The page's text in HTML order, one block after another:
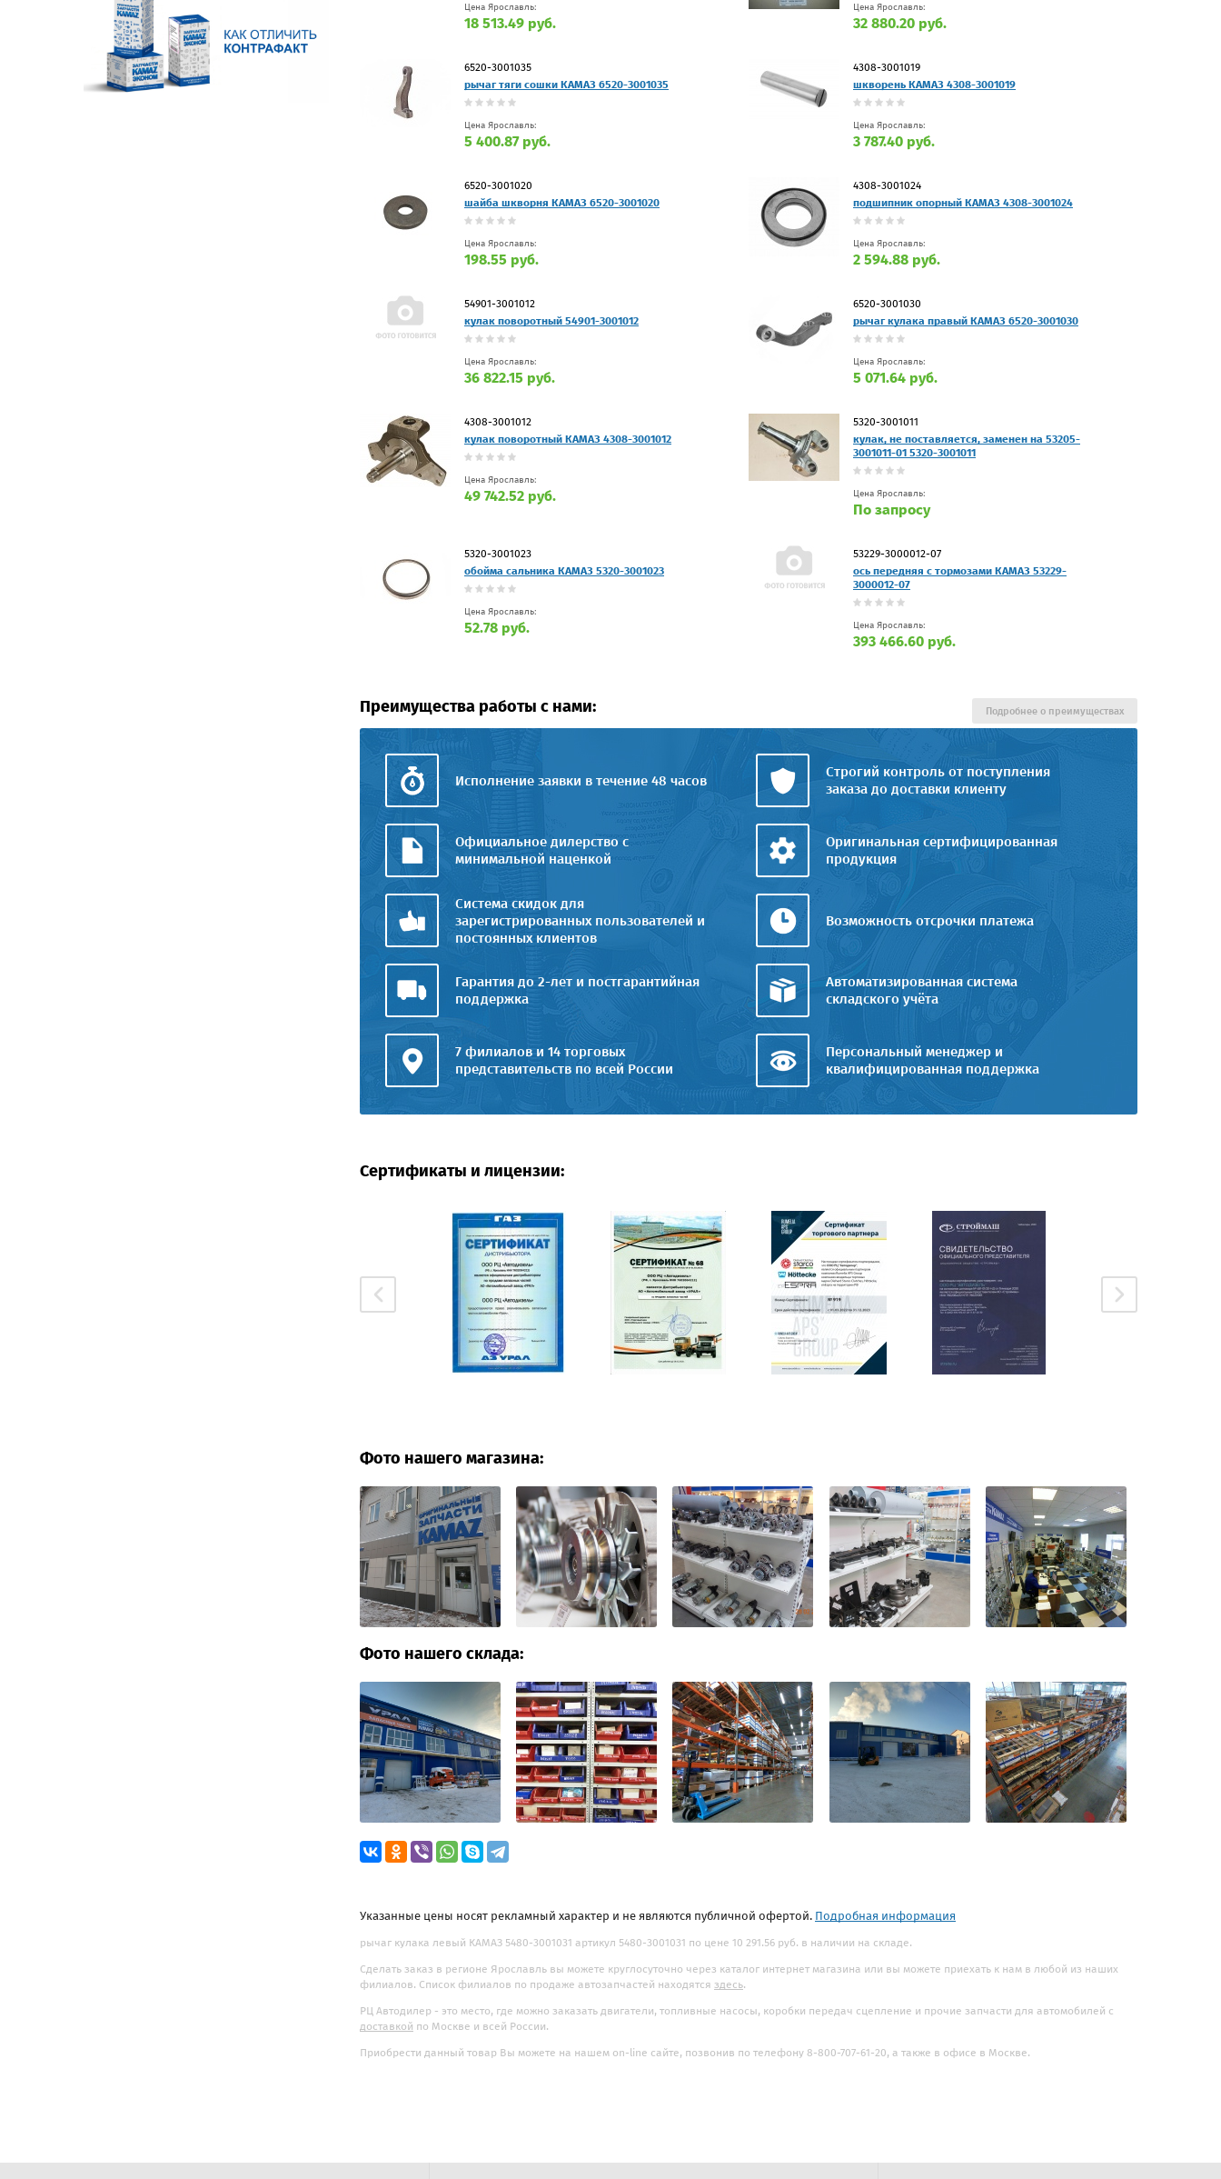
Цена Ярославль:
18 513.49 руб.
Цена Ярославль:
32 880.20 руб.
6520-3001035
рычаг тяги сошки КАМАЗ 6520-3001035
Цена Ярославль:
5 400.87 руб.
4308-3001019
шкворень КАМАЗ 4308-3001019
Цена Ярославль:
3 787.40 руб.
6520-3001020
шайба шкворня КАМАЗ 6520-3001020
Цена Ярославль:
198.55 руб.
4308-3001024
подшипник опорный КАМАЗ 4308-3001024
Цена Ярославль:
2 594.88 руб.
54901-3001012
кулак поворотный 54901-3001012
Цена Ярославль:
36 822.15 руб.
6520-3001030
рычаг кулака правый КАМАЗ 6520-3001030
Цена Ярославль:
5 071.64 руб.
4308-3001012
кулак поворотный КАМАЗ 4308-3001012
Цена Ярославль:
49 742.52 руб.
5320-3001011
кулак, не поставляется, заменен на 53205-
3001011-01 5320-3001011
Цена Ярославль:
По запросу
5320-3001023
обойма сальника КАМАЗ 5320-3001023
Цена Ярославль:
52.78 руб.
53229-3000012-07
ось передняя с тормозами КАМАЗ 53229-
3000012-07
Цена Ярославль:
393 466.60 руб.
Преимущества работы с нами:
Исполнение заявки в течение 48 часов
Строгий контроль от поступления
заказа до доставки клиенту
Официальное дилерство с
минимальной наценкой
Оригинальная сертифицированная
продукция
Система скидок для
зарегистрированных пользователей и
постоянных клиентов
Возможность отсрочки платежа
Гарантия до 2-лет и постгарантийная
поддержка
Автоматизированная система
складского учёта
7 филиалов и 14 торговых
представительств по всей России
Персональный менеджер и
квалифицированная поддержка
Подробнее о преимуществах
Сертификаты и лицензии:
Фото нашего магазина:
Фото нашего склада:
Указанные цены носят рекламный характер и не являются публичной офертой. Подробная информация
рычаг кулака левый КАМАЗ 5480-3001031 артикул 5480-3001031 по цене 10 291.56 руб. в наличии на складе.
Сделать заказ в регионе Ярославль вы можете круглосуточно через каталог интернет магазина или вы можете приехать к нам в любой из наших
филиалов. Список филиалов по продаже автозапчастей находятся здесь.
РЦ Автодилер - это место, где можно заказать двигатели, топливные насосы, коробки передач сцепление и прочие запчасти для автомобилей с
доставкой по Москве и всей России.
Приобрести данный товар Вы можете на нашем on-line сайте, позвонив по телефону 8-800-707-61-20, а также в офисе в Москве.